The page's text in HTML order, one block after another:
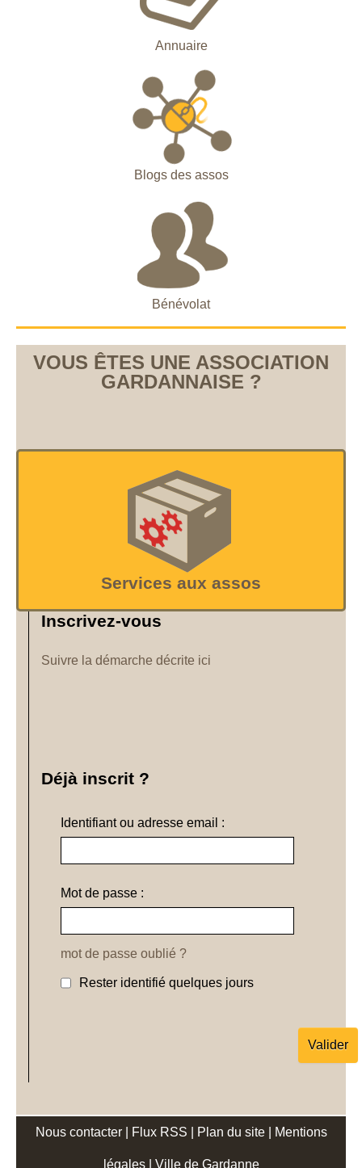
Annuaire
Blogs des assos
Bénévolat
VOUS ÊTES UNE ASSOCIATION
GARDANNAISE ?
Services aux assos
Inscrivez-vous
Suivre la démarche décrite ici
Déjà inscrit ?
Identifiant ou adresse email :
Mot de passe :
mot de passe oublié ?
Rester identifié quelques jours
Nous contacter Flux RSS Plan du site Mentions
légales Ville de Gardanne